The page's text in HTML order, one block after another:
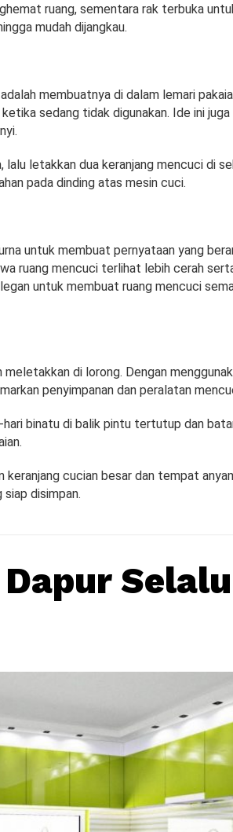
ruang, sementara rak terbuka
mudah dijangkau.
membuatnya di dalam lemari
sedang tidak digunakan. Ide ini juga
lalu letakkan dua keranjang mencuci di
pada dinding atas mesin cuci.
untuk membuat pernyataan yang
ruang mencuci terlihat lebih cerah
untuk membuat ruang mencuci
di lorong. Dengan
penyimpanan dan peralatan
binatu di balik pintu tertutup dan
cucian besar dan tempat
disimpan.
Selalu